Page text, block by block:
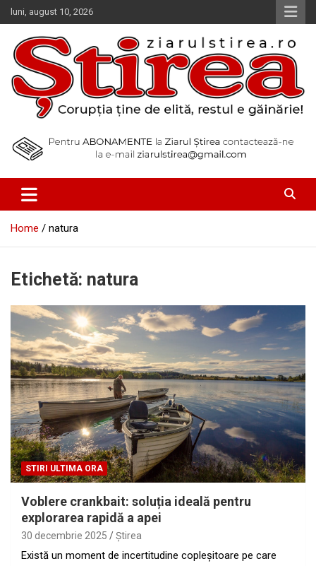
Skip
to
content
luni, august 10, 2026
Ziarul Știrea
Home natura
Etichetă: natura
STIRI ULTIMA ORA
Voblere crankbait: soluția ideală pentru
explorarea rapidă a apei
30 decembrie 2025 Ştirea
Există un moment de incertitudine copleșitoare pe care